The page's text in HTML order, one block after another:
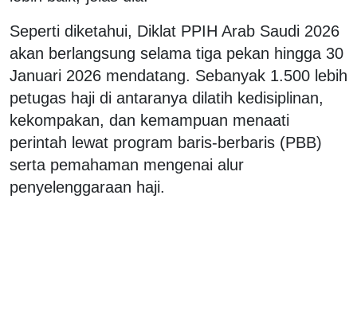
Seperti diketahui, Diklat PPIH Arab Saudi 2026
akan berlangsung selama tiga pekan hingga 30
Januari 2026 mendatang. Sebanyak 1.500 lebih
petugas haji di antaranya dilatih kedisiplinan,
kekompakan, dan kemampuan menaati
perintah lewat program baris-berbaris (PBB)
serta pemahaman mengenai alur
penyelenggaraan haji.